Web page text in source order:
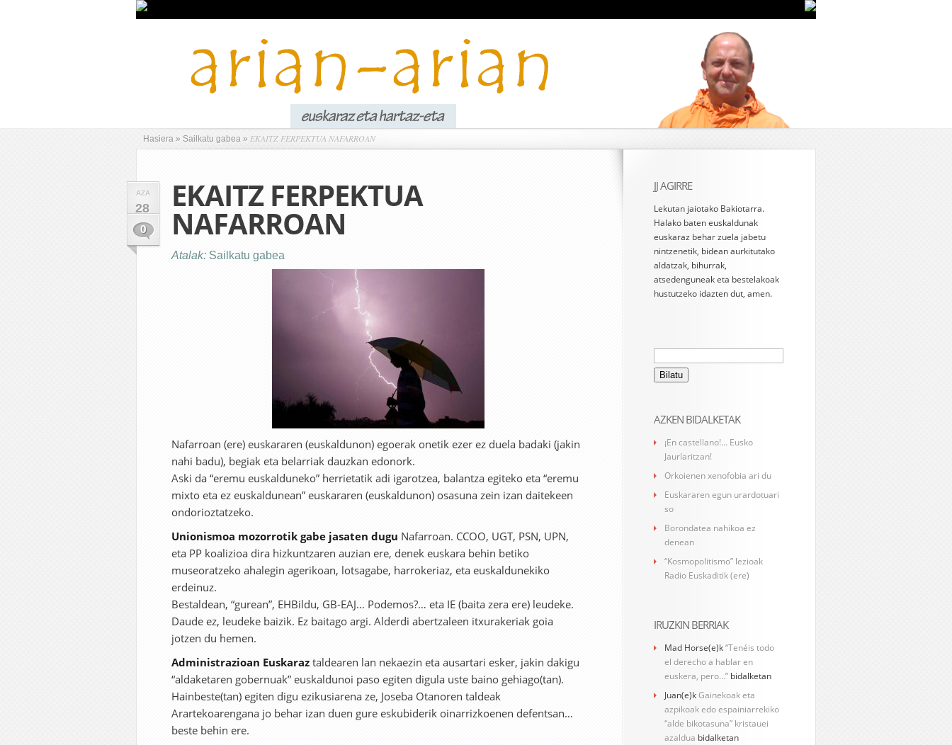
Hasiera » Sailkatu gabea » EKAITZ FERPEKTUA NAFARROAN
AZA
28
0
EKAITZ FERPEKTUA
NAFARROAN
Atalak: Sailkatu gabea
Nafarroan (ere) euskararen (euskaldunon) egoerak onetik ezer ez duela badaki (jakin
nahi badu), begiak eta belarriak dauzkan edonork.
Aski da “eremu euskalduneko” herrietatik adi igarotzea, balantza egiteko eta “eremu
mixto eta ez euskaldunean” euskararen (euskaldunon) osasuna zein izan daitekeen
ondorioztatzeko.
Unionismoa mozorrotik gabe jasaten dugu Nafarroan. CCOO, UGT, PSN, UPN,
eta PP koalizioa dira hizkuntzaren auzian ere, denek euskara behin betiko
museoratzeko ahalegin agerikoan, lotsagabe, harrokeriaz, eta euskaldunekiko
erdeinuz.
Bestaldean, “gurean”, EHBildu, GB-EAJ… Podemos?… eta IE (baita zera ere) leudeke.
Daude ez, leudeke baizik. Ez baitago argi. Alderdi abertzaleen itxurakeriak goia
jotzen du hemen.
Administrazioan Euskaraz taldearen lan nekaezin eta ausartari esker, jakin dakigu
“aldaketaren gobernuak” euskaldunoi paso egiten digula uste baino gehiago(tan).
Hainbeste(tan) egiten digu ezikusiarena ze, Joseba Otanoren taldeak
Arartekoarengana jo behar izan duen gure eskubiderik oinarrizkoenen defentsan…
beste behin ere.
JJ AGIRRE
Lekutan jaiotako Bakiotarra.
Halako baten euskaldunak
euskaraz behar zuela jabetu
nintzenetik, bidean aurkitutako
aldatzak, bihurrak,
atsedenguneak eta bestelakoak
hustutzeko idazten dut, amen.
Bilatu:
AZKEN BIDALKETAK
¡En castellano!… Eusko
Jaurlaritzan!
Orkoienen xenofobia ari du
Euskararen egun urardotuari
so
Borondatea nahikoa ez
denean
“Kosmopolitismo” lezioak
Radio Euskaditik (ere)
IRUZKIN BERRIAK
Mad Horse(e)k“Tenéis todo
el derecho a hablar en
euskera, pero…” bidalketan
Juan(e)kGainekoak eta
azpikoak edo espainiarrekiko
“alde bikotasuna” kristauei
azaldua bidalketan